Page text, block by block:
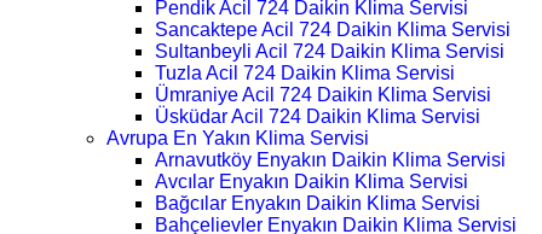
Pendik Acil 724 Daikin Klima Servisi
Sancaktepe Acil 724 Daikin Klima Servisi
Sultanbeyli Acil 724 Daikin Klima Servisi
Tuzla Acil 724 Daikin Klima Servisi
Ümraniye Acil 724 Daikin Klima Servisi
Üsküdar Acil 724 Daikin Klima Servisi
Avrupa En Yakın Klima Servisi
Arnavutköy Enyakın Daikin Klima Servisi
Avcılar Enyakın Daikin Klima Servisi
Bağcılar Enyakın Daikin Klima Servisi
Bahçelievler Enyakın Daikin Klima Servisi